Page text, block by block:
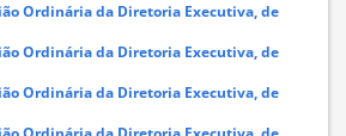
Ordinária da Diretoria Executiva, de
Ordinária da Diretoria Executiva, de
Ordinária da Diretoria Executiva, de